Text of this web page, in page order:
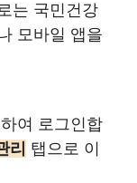
는 국민건강
모바일 앱을
여 로그인합
리 탭으로 이